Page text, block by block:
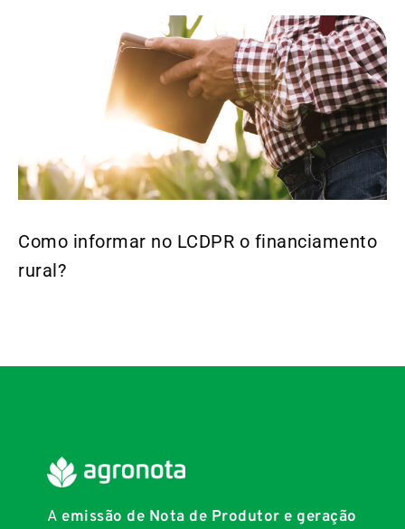
Como informar no LCDPR o financiamento
rural?
Aemissão de Nota de Produtor e geração